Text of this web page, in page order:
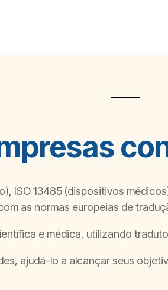
ISO 13485 (dispositivos
as normas europeias de
e médica, utilizando
ajudá-lo a alcançar seus